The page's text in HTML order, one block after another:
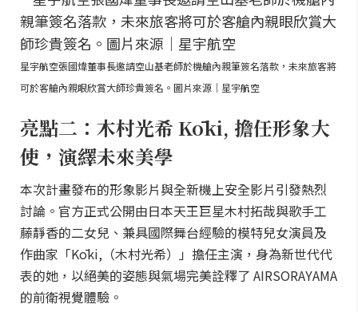
星宇航空張國煒董事長邀請空山基老師於機艙內親筆簽名落款，未來旅客將
可於客艙內親眼欣賞大師珍貴簽名。圖片來源｜星宇航空
亮點二：木村光希 Kōki, 擔任形象大
使，演繹未來美學
本次計畫發布的形象影片與全新機上安全影片引發熱烈
討論。官方正式公開由日本天王巨星木村拓哉與歌手工
藤靜香的二女兒、兼具國際舞台經驗的模特兒女演員及
作曲家「Kōki,（木村光希）」擔任主演，身為新世代代
表的她，以絕美的姿態與氣場完美詮釋了 AIRSORAYAMA
的前衛視覺體驗。